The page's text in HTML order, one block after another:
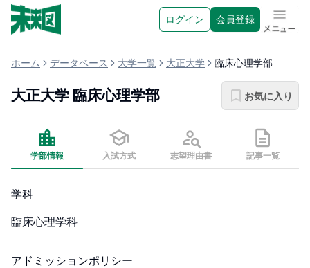
ログイン 会員登録 メニュ
ホーム データベース 大学一覧 大正大学 臨床心理学部
大正大学 臨床心理学部 お気に入り
学部情報 入試方式 志望理由書 記事一覧
学科
臨床心理学科
アドミッションポリシー